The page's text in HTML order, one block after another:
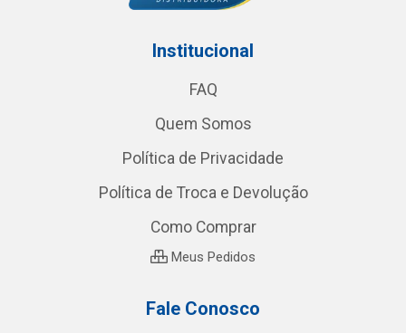
Institucional
FAQ
Quem Somos
Política de Privacidade
Política de Troca e Devolução
Como Comprar
Meus Pedidos
Fale Conosco